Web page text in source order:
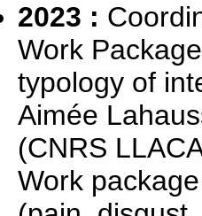
2023 :
Work
typology of
Aimée
(CNRS
Work